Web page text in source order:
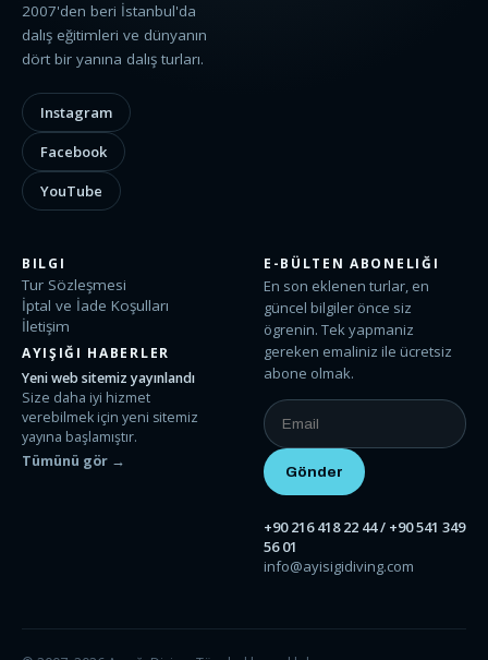
2007'den beri İstanbul'da
dalış eğitimleri ve dünyanın
dört bir yanına dalış turları.
Instagram
Facebook
YouTube
BILGI
Tur Sözleşmesi
İptal ve İade Koşulları
İletişim
AYIŞIĞI HABERLER
Yeni web sitemiz yayınlandı
Size daha iyi hizmet
verebilmek için yeni sitemiz
yayına başlamıştır.
Tümünü gör →
E-BÜLTEN ABONELIĞI
En son eklenen turlar, en
güncel bilgiler önce siz
ögrenin. Tek yapmaniz
gereken emaliniz ile ücretsiz
abone olmak.
+90 216 418 22 44 / +90 541 349
56 01
info@ayisigidiving.com